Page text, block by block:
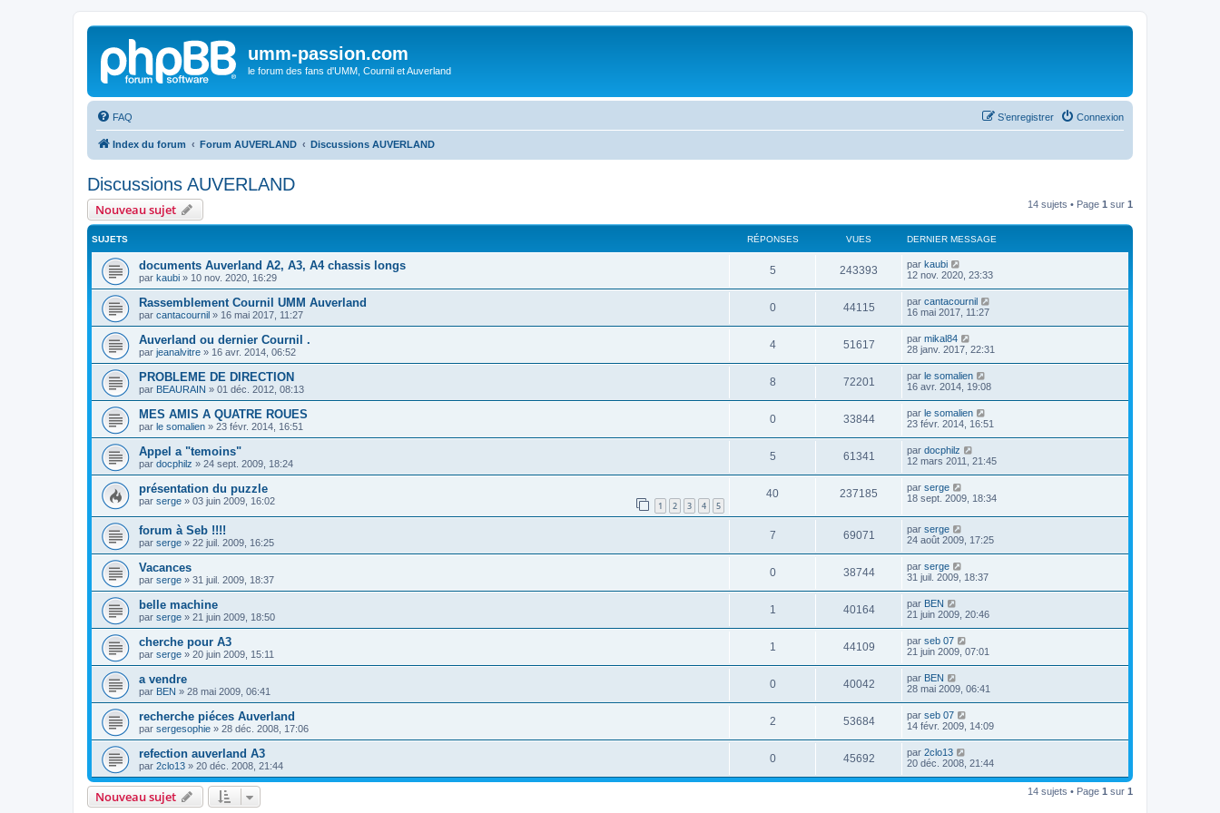
umm-passion.com
le forum des fans d'UMM, Cournil et Auverland
FAQ Connexion
S’enregistrer
Index du forum Forum AUVERLAND Discussions AUVERLAND
Discussions AUVERLAND
Nouveau sujet 14 sujets • Page 1 sur 1
SUJETS RÉPONSES VUES DERNIER MESSAGE
documents Auverland A2, A3, A4 chassis longs
par kaubi » 10 nov. 2020, 16:29
5 243393 par kaubi
12 nov. 2020, 23:33
Rassemblement Cournil UMM Auverland
par cantacournil » 16 mai 2017, 11:27
0 44115 par cantacournil
16 mai 2017, 11:27
Auverland ou dernier Cournil .
par jeanalvitre » 16 avr. 2014, 06:52
4 51617 par mikal84
28 janv. 2017, 22:31
PROBLEME DE DIRECTION
par BEAURAIN » 01 déc. 2012, 08:13
8 72201 par le somalien
16 avr. 2014, 19:08
MES AMIS A QUATRE ROUES
par le somalien » 23 févr. 2014, 16:51
0 33844 par le somalien
23 févr. 2014, 16:51
Appel a "temoins"
par docphilz » 24 sept. 2009, 18:24
5 61341 par docphilz
12 mars 2011, 21:45
présentation du puzzle
par serge » 03 juin 2009, 16:02 1 2 3 4 5
40 237185 par serge
18 sept. 2009, 18:34
forum à Seb !!!!
par serge » 22 juil. 2009, 16:25
7 69071 par serge
24 août 2009, 17:25
Vacances
par serge » 31 juil. 2009, 18:37
0 38744 par serge
31 juil. 2009, 18:37
belle machine
par serge » 21 juin 2009, 18:50
1 40164 par BEN
21 juin 2009, 20:46
cherche pour A3
par serge » 20 juin 2009, 15:11
1 44109 par seb 07
21 juin 2009, 07:01
a vendre
par BEN » 28 mai 2009, 06:41
0 40042 par BEN
28 mai 2009, 06:41
recherche piéces Auverland
par sergesophie » 28 déc. 2008, 17:06
2 53684 par seb 07
14 févr. 2009, 14:09
refection auverland A3
par 2clo13 » 20 déc. 2008, 21:44
0 45692 par 2clo13
20 déc. 2008, 21:44
Nouveau sujet 14 sujets • Page 1 sur 1